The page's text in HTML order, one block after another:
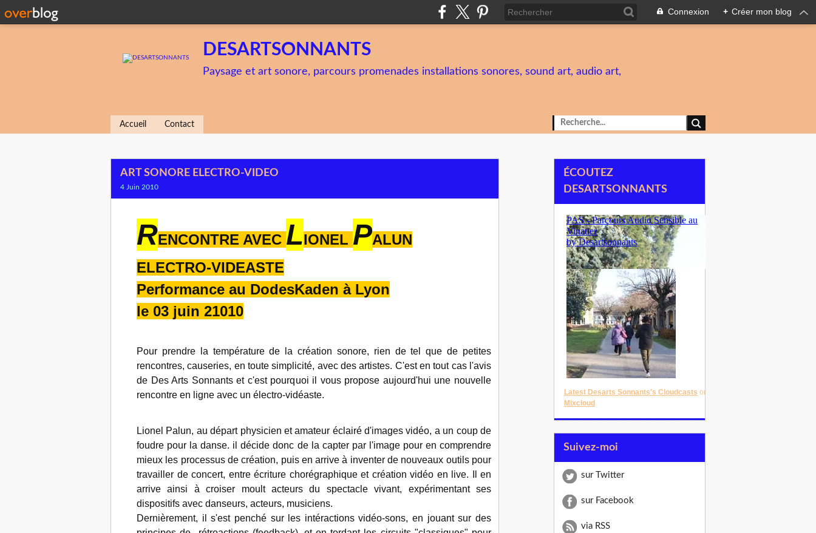
Connexion + Créer mon blog
DESARTSONNANTS
Paysage et art sonore, parcours promenades installations sonores, sound art, audio art,
Accueil Contact
ART SONORE ELECTRO-VIDEO
4 Juin 2010
RENCONTRE AVEC LIONEL PALUN
ELECTRO-VIDEASTE
Performance au DodesKaden à Lyon
le 03 juin 21010
Pour prendre la température de la création sonore, rien de tel que de petites
rencontres, causeries, en toute simplicité, avec des artistes. C'est en tout cas l'avis
de Des Arts Sonnants et c'est pourquoi il vous propose aujourd'hui une nouvelle
rencontre en ligne avec un électro-vidéaste.
Lionel Palun, au départ physicien et amateur éclairé d'images vidéo, a un coup de
foudre pour la danse. il décide donc de la capter par l'image pour en comprendre
mieux les processus de création, puis en arrive à inventer de nouveaux outils pour
travailler de concert, entre écriture chorégraphique et création vidéo en live. Il en
arrive ainsi à croiser moult acteurs du spectacle vivant, expérimentant ses
dispositifs avec danseurs, acteurs, musiciens.
Dernièrement, il s'est penché sur les intéractions vidéo-sons, en jouant sur des
ÉCOUTEZ
DESARTSONNANTS
Latest Desarts Sonnants's Cloudcasts on
Mixcloud
Suivez-moi
sur Twitter
sur Facebook
via RSS